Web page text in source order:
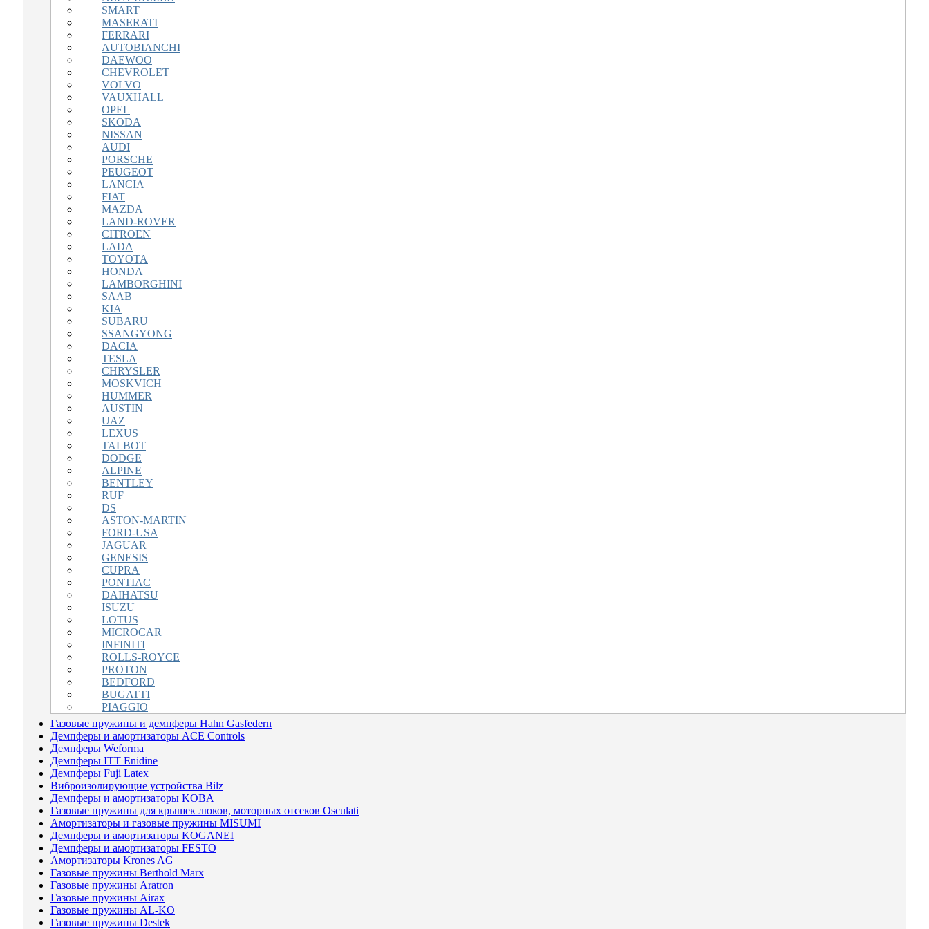
SMART
MASERATI
FERRARI
AUTOBIANCHI
DAEWOO
CHEVROLET
VOLVO
VAUXHALL
OPEL
SKODA
NISSAN
AUDI
PORSCHE
PEUGEOT
LANCIA
FIAT
MAZDA
LAND-ROVER
CITROEN
LADA
TOYOTA
HONDA
LAMBORGHINI
SAAB
KIA
SUBARU
SSANGYONG
DACIA
TESLA
CHRYSLER
MOSKVICH
HUMMER
AUSTIN
UAZ
LEXUS
TALBOT
DODGE
ALPINE
BENTLEY
RUF
DS
ASTON-MARTIN
FORD-USA
JAGUAR
GENESIS
CUPRA
PONTIAC
DAIHATSU
ISUZU
LOTUS
MICROCAR
INFINITI
ROLLS-ROYCE
PROTON
BEDFORD
BUGATTI
PIAGGIO
Газовые пружины и демпферы Hahn Gasfedern
Демпферы и амортизаторы ACE Controls
Демпферы Weforma
Демпферы ITT Enidine
Демпферы Fuji Latex
Виброизолирующие устройства Bilz
Демпферы и амортизаторы KOBA
Газовые пружины для крышек люков, моторных отсеков Osculati
Амортизаторы и газовые пружины MISUMI
Демпферы и амортизаторы KOGANEI
Демпферы и амортизаторы FESTO
Амортизаторы Krones AG
Газовые пружины Berthold Marx
Газовые пружины Aratron
Газовые пружины Airax
Газовые пружины AL-KO
Газовые пружины Destek